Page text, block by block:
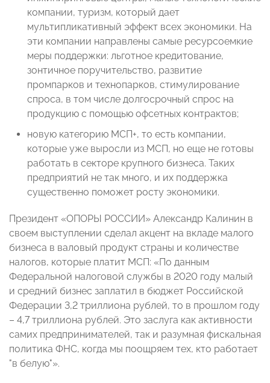
компании, туризм, который дает
мультипликативный эффект всех экономики. На
эти компании направлены самые ресурсоемкие
меры поддержки: льготное кредитование,
зонтичное поручительство, развитие
промпарков и технопарков, стимулирование
спроса, в том числе долгосрочный спрос на
продукцию с помощью офсетных контрактов;
новую категорию МСП+, то есть компании,
которые уже выросли из МСП, но еще не готовы
работать в секторе крупного бизнеса. Таких
предприятий не так много, и их поддержка
существенно поможет росту экономики.
Президент «ОПОРЫ РОССИИ» Александр Калинин в
своем выступлении сделал акцент на вкладе малого
бизнеса в валовый продукт страны и количестве
налогов, которые платит МСП: «По данным
Федеральной налоговой службы в 2020 году малый
и средний бизнес заплатил в бюджет Российской
Федерации 3,2 триллиона рублей, то в прошлом году
– 4,7 триллиона рублей. Это заслуга как активности
самих предпринимателей, так и разумная фискальная
политика ФНС, когда мы поощряем тех, кто работает
"в белую"».